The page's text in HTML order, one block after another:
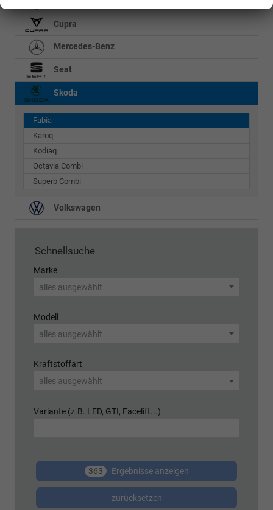
Cupra
Mercedes-Benz
Seat
Skoda
Fabia
Karoq
Kodiaq
Octavia Combi
Superb Combi
Volkswagen
Schnellsuche
Marke
alles ausgewählt
Modell
alles ausgewählt
Kraftstoffart
alles ausgewählt
Variante (z.B. LED, GTI, Facelift...)
363 Ergebnisse anzeigen
zurücksetzen